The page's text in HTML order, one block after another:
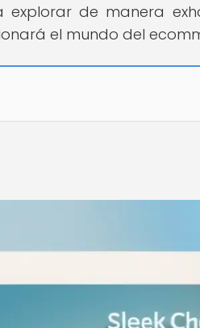
explorar de manera
el mundo del